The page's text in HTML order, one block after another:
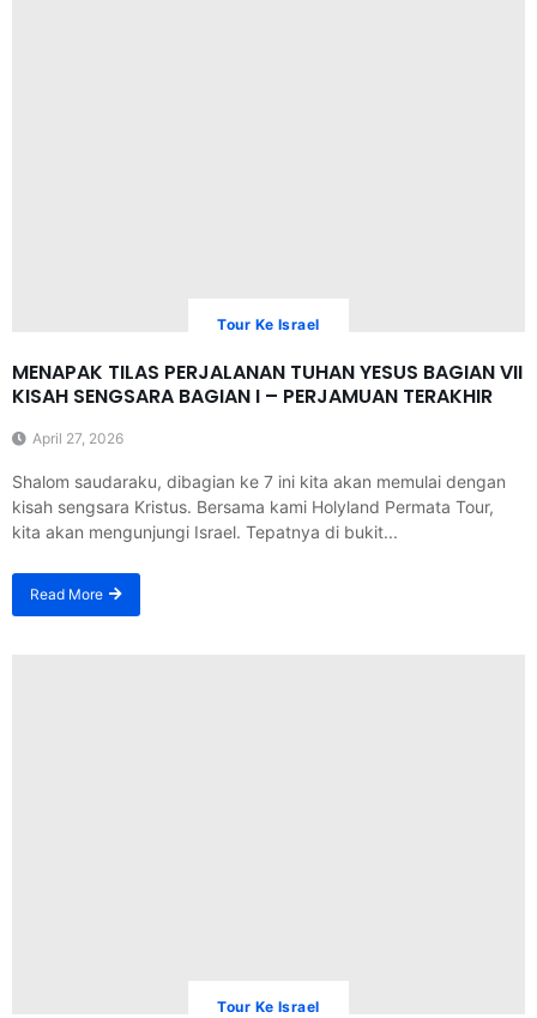
Tour Ke Israel
MENAPAK TILAS PERJALANAN TUHAN YESUS BAGIAN VII
KISAH SENGSARA BAGIAN I – PERJAMUAN TERAKHIR
April 27, 2026
Shalom saudaraku, dibagian ke 7 ini kita akan memulai dengan
kisah sengsara Kristus. Bersama kami Holyland Permata Tour,
kita akan mengunjungi Israel. Tepatnya di bukit...
Read More
Tour Ke Israel